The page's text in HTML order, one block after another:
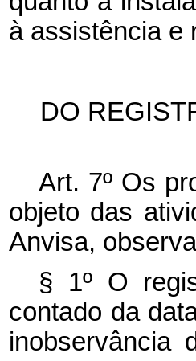
à assistência e
DO
Art. 7º Os
objeto das
Anvisa,
§ 1º O
contado da
inobservância